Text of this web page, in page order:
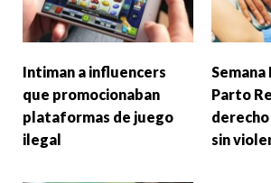
Intiman a influencers
que promocionaban
plataformas de juego
ilegal
Parto
sin